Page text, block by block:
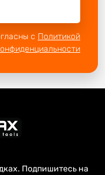
с Политикой
Подпишитесь на